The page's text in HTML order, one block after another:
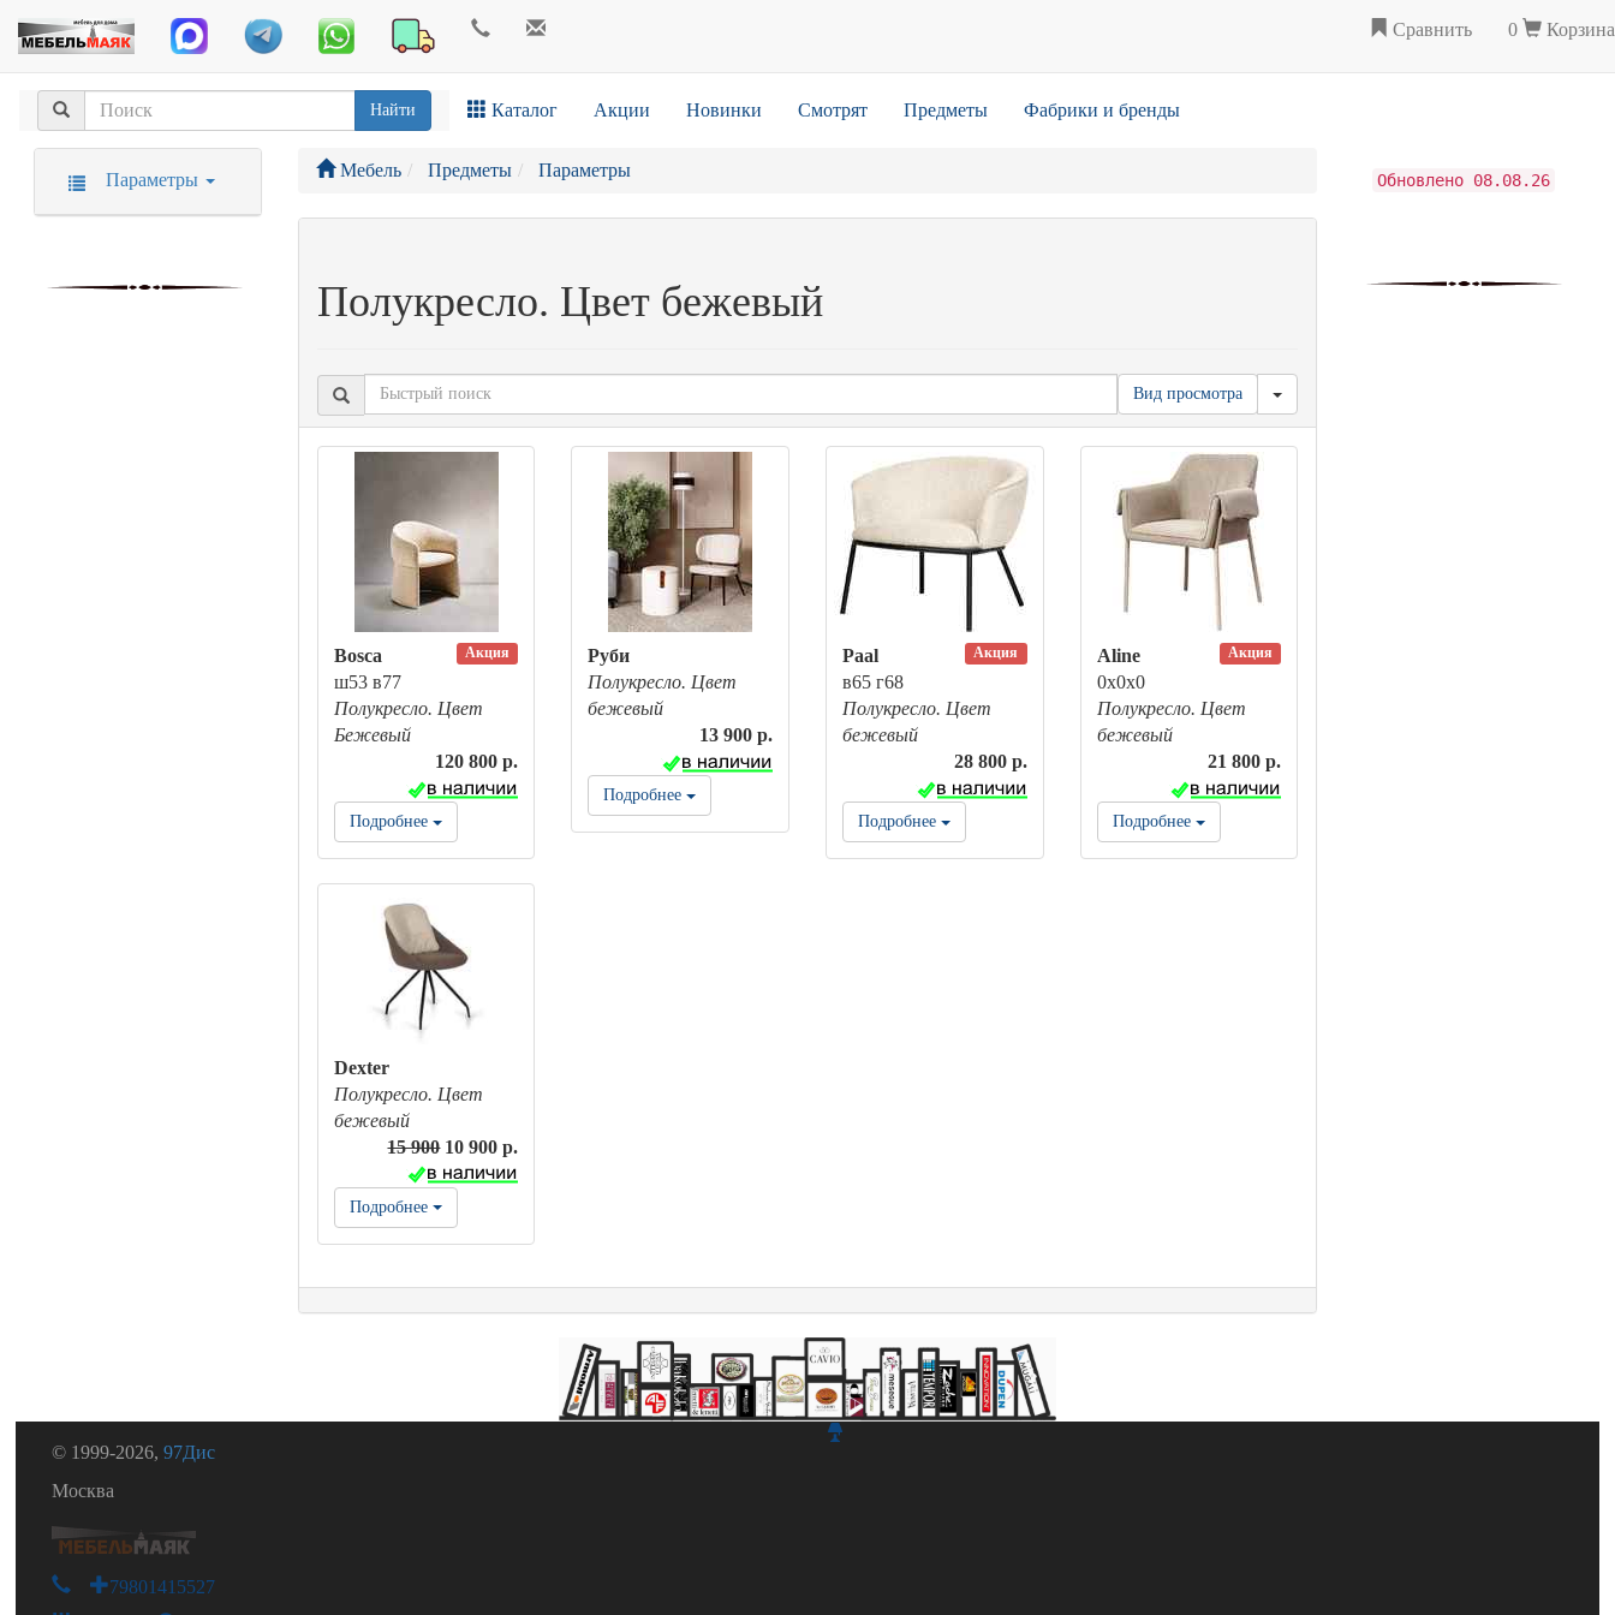
Сравнить 0 Корзина
Найти Каталог Акции Новинки Смотрят Предметы Фабрики и бренды
Мебель Предметы Параметры
Полукресло. Цвет бежевый
Вид просмотра
Акция
Bosca
ш53 в77
Полукресло. Цвет
Бежевый
120 800 р.
Подробнее
Руби
Полукресло. Цвет
бежевый
13 900 р.
Подробнее
Акция
Paal
в65 г68
Полукресло. Цвет
бежевый
28 800 р.
Подробнее
Акция
Aline
0х0х0
Полукресло. Цвет
бежевый
21 800 р.
Подробнее
Dexter
Полукресло. Цвет
бежевый
15 90010 900 р.
Подробнее
Параметры Обновлено 08.08.26
© 1999-2026,97Дис
Москва
+79801415527